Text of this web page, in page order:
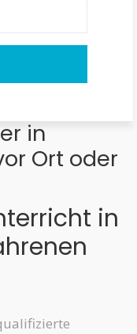
in
Ort oder
in